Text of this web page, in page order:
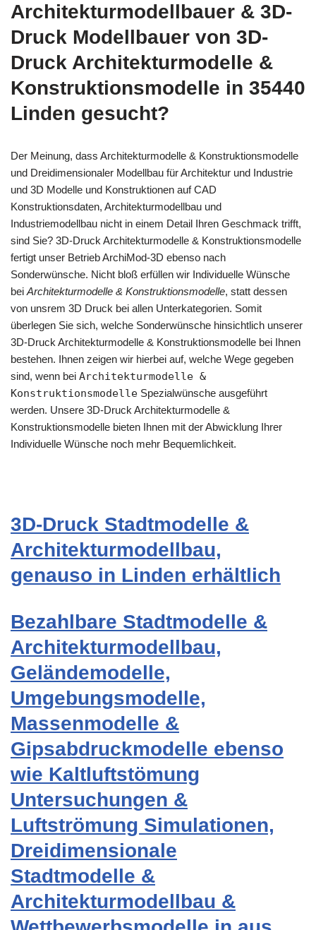
Architekturmodellbauer & 3D-
Druck Modellbauer von 3D-
Druck Architekturmodelle &
Konstruktionsmodelle in 35440
Linden gesucht?
Der Meinung, dass Architekturmodelle & Konstruktionsmodelle
und Dreidimensionaler Modellbau für Architektur und Industrie
und 3D Modelle und Konstruktionen auf CAD
Konstruktionsdaten, Architekturmodellbau und
Industriemodellbau nicht in einem Detail Ihren Geschmack trifft,
sind Sie? 3D-Druck Architekturmodelle & Konstruktionsmodelle
fertigt unser Betrieb ArchiMod-3D ebenso nach
Sonderwünsche. Nicht bloß erfüllen wir Individuelle Wünsche
bei Architekturmodelle & Konstruktionsmodelle, statt dessen
von unsrem 3D Druck bei allen Unterkategorien. Somit
überlegen Sie sich, welche Sonderwünsche hinsichtlich unserer
3D-Druck Architekturmodelle & Konstruktionsmodelle bei Ihnen
bestehen. Ihnen zeigen wir hierbei auf, welche Wege gegeben
sind, wenn bei Architekturmodelle &
Konstruktionsmodelle Spezialwünsche ausgeführt
werden. Unsere 3D-Druck Architekturmodelle &
Konstruktionsmodelle bieten Ihnen mit der Abwicklung Ihrer
Individuelle Wünsche noch mehr Bequemlichkeit.
3D-Druck Stadtmodelle &
Architekturmodellbau,
genauso in Linden erhältlich
Bezahlbare Stadtmodelle &
Architekturmodellbau,
Geländemodelle,
Umgebungsmodelle,
Massenmodelle &
Gipsabdruckmodelle ebenso
wie Kaltluftstömung
Untersuchungen &
Luftströmung Simulationen,
Dreidimensionale
Stadtmodelle &
Architekturmodellbau &